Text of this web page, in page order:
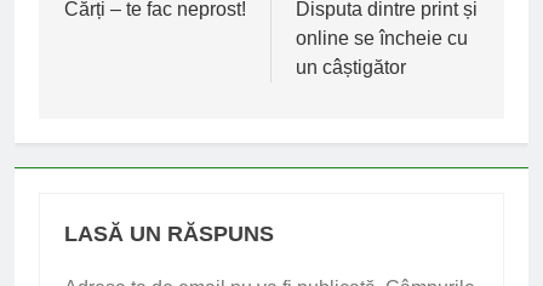
în
Cărți – te fac neprost!
Disputa dintre print și
online se încheie cu
un câștigător
LASĂ UN RĂSPUNS